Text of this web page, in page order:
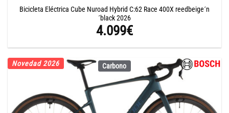
Bicicleta Eléctrica Cube Nuroad Hybrid C:62 Race 400X reedbeige´n
´black 2026
4.099€
Carbono
Novedad 2026